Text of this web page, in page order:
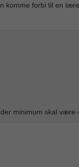
komme forbi til en
minimum skal være